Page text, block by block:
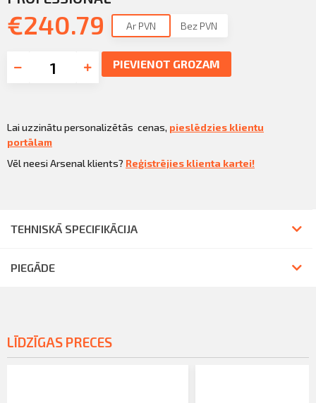
KLIENTU PORTĀLS
KĻŪT PAR KLIENTU
Iziet
€240.79 Ar PVN Bez PVN
PIEVIENOT GROZAM
Lai uzzinātu personalizētās cenas, pieslēdzies klientu
portālam
Vēl neesi Arsenal klients? Reģistrējies klienta kartei!
TEHNISKĀ SPECIFIKĀCIJA
PIEGĀDE
LĪDZĪGAS PRECES